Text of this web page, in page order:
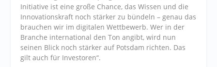
Initiative ist eine große Chance, das Wissen und die
Innovationskraft noch stärker zu bündeln – genau das
brauchen wir im digitalen Wettbewerb. Wer in der
Branche international den Ton angibt, wird nun
seinen Blick noch stärker auf Potsdam richten. Das
gilt auch für Investoren“.